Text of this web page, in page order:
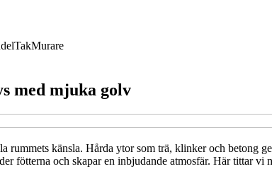
TakMurare
med mjuka golv
rummets känsla. Hårda ytor som trä, klinker och
fötterna och skapar en inbjudande atmosfär. Här tittar